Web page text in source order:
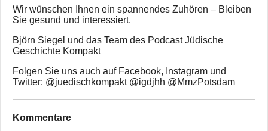
Wir wünschen Ihnen ein spannendes Zuhören – Bleiben
Sie gesund und interessiert.
Björn Siegel und das Team des Podcast Jüdische
Geschichte Kompakt
Folgen Sie uns auch auf Facebook, Instagram und
Twitter: @juedischkompakt @igdjhh @MmzPotsdam
Kommentare